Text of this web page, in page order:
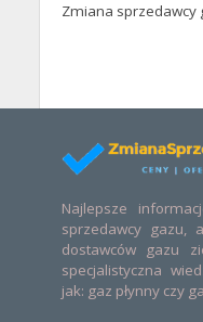
Zmiana sprzedawcy
Najlepsze
sprzedawcy gazu,
dostawców gazu
specjalistyczna
jak: gaz płynny czy